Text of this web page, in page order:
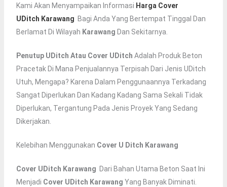
Kami Akan Menyampaikan Informasi Harga Cover
UDitch Karawang Bagi Anda Yang Bertempat Tinggal Dan
Berlamat Di Wilayah Karawang Dan Sekitarnya.
Penutup UDitch Atau Cover UDitch Adalah Produk Beton
Pracetak Di Mana Penjualannya Terpisah Dari Jenis UDitch
Utuh, Mengapa? Karena Dalam Penggunaannya Terkadang
Sangat Diperlukan Dan Kadang Kadang Sama Sekali Tidak
Diperlukan, Tergantung Pada Jenis Proyek Yang Sedang
Dikerjakan.
Kelebihan Menggunakan Cover U Ditch Karawang
Cover UDitch Karawang Dari Bahan Utama Beton Saat Ini
Menjadi Cover UDitch Karawang Yang Banyak Diminati.